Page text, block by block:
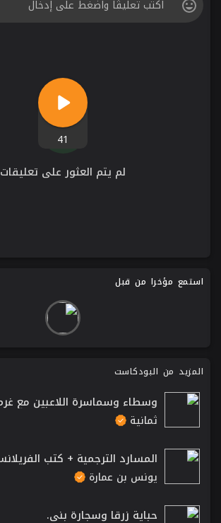
41
لم يتم العثور على تعليقات
استمع مؤخرا من قبل
المزيد من البودكاست
ثمانية
يونس بن عمارة
حباية زرقا وسجارة بني.